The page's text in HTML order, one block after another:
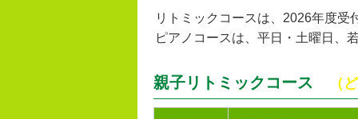
リトミックコースは、2026年度
ピアノコースは、平日・土曜日、
親子リトミックコース （